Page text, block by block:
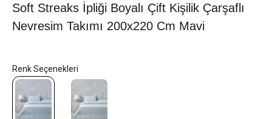
Soft Streaks İpliği Boyalı Çift Kişilik Çarşaflı
Nevresim Takımı 200x220 Cm Mavi